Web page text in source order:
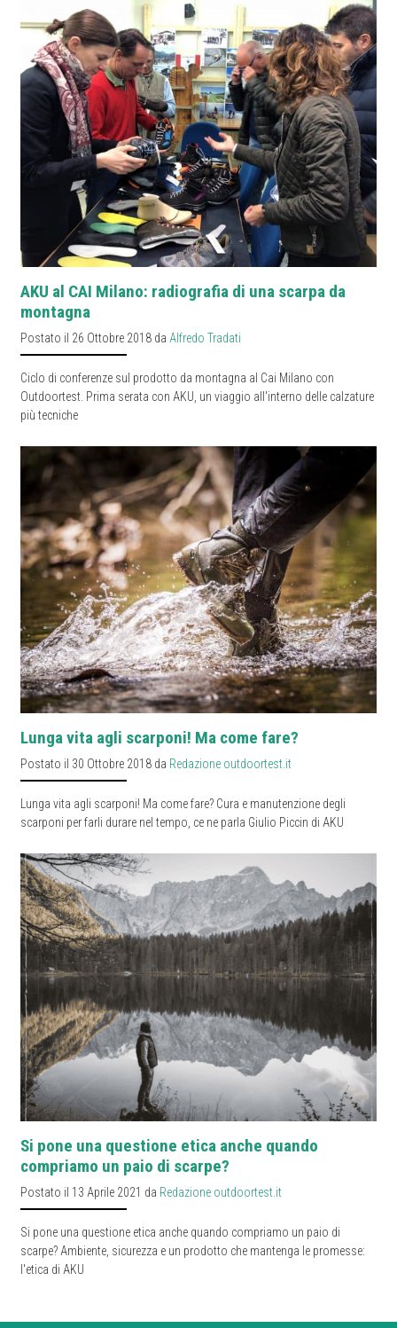
AKU al CAI Milano: radiografia di una scarpa da
montagna
Postato il 26 Ottobre 2018 da Alfredo Tradati
Ciclo di conferenze sul prodotto da montagna al Cai Milano con
Outdoortest. Prima serata con AKU, un viaggio all'interno delle calzature
più tecniche
Lunga vita agli scarponi! Ma come fare?
Postato il 30 Ottobre 2018 da Redazione outdoortest.it
Lunga vita agli scarponi! Ma come fare? Cura e manutenzione degli
scarponi per farli durare nel tempo, ce ne parla Giulio Piccin di AKU
Si pone una questione etica anche quando
compriamo un paio di scarpe?
Postato il 13 Aprile 2021 da Redazione outdoortest.it
Si pone una questione etica anche quando compriamo un paio di
scarpe? Ambiente, sicurezza e un prodotto che mantenga le promesse:
l'etica di AKU